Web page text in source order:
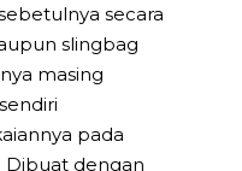
secara
slingbag
masing
pada
Dibuat dengan